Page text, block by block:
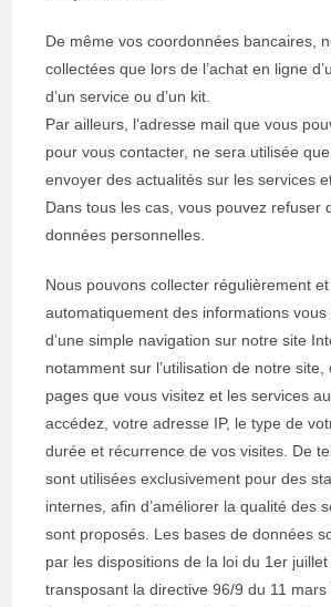
De même vos coordonnées bancaires,
collectées que lors de l’achat en ligne
d’un service ou d’un kit.
Par ailleurs, l’adresse mail que vous
pour vous contacter, ne sera utilisée
envoyer des actualités sur les services
Dans tous les cas, vous pouvez refuser
données personnelles.
Nous pouvons collecter régulièrement et
automatiquement des informations
d’une simple navigation sur notre site
notamment sur l’utilisation de notre site,
pages que vous visitez et les services
accédez, votre adresse IP, le type de
durée et récurrence de vos visites. De
sont utilisées exclusivement pour des
internes, afin d’améliorer la qualité des
sont proposés. Les bases de données
par les dispositions de la loi du 1er juillet
transposant la directive 96/9 du 11